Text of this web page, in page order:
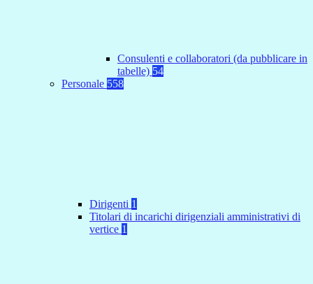
Consulenti e collaboratori (da pubblicare in
tabelle) 54
Personale 558
Dirigenti 1
Titolari di incarichi dirigenziali amministrativi di
vertice 1